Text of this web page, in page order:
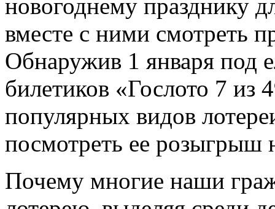
новогоднему празднику
вместе с ними смотреть
Обнаружив 1 января под
билетиков «Гослото 7 из
популярных видов
посмотреть ее
Почему многие наши